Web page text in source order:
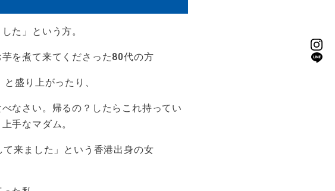
た」という方。
を煮て来てくださった80代の方
盛り上がったり、
なさい。帰るの？したらこれ持ってい
手なマダム。
来ました」という香港出身の女